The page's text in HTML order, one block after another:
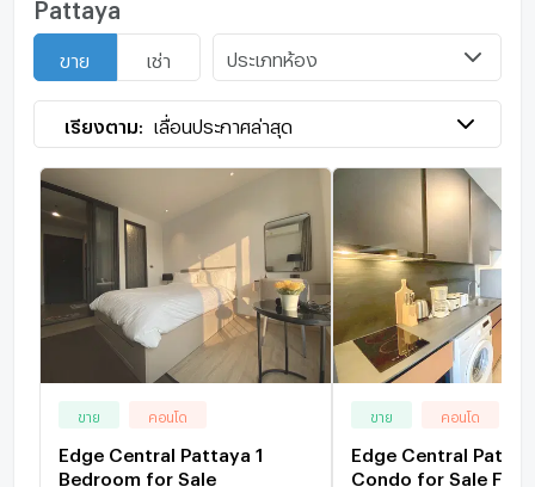
Pattaya
ขาย เช่า ประเภทห้อง
เรียงตาม: เลื่อนประกาศล่าสุด
ขาย คอนโด
Edge Central Pattaya 1
Bedroom for Sale
ขาย คอนโด
Edge Central
Condo for Sale Fully